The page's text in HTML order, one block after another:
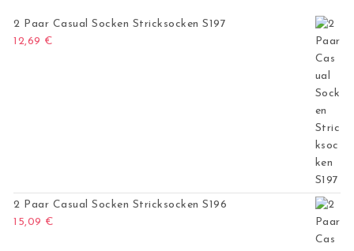
2 Paar Casual Socken Stricksocken S197
12,69 €
2 Paar Casual Socken Stricksocken S196
15,09 €